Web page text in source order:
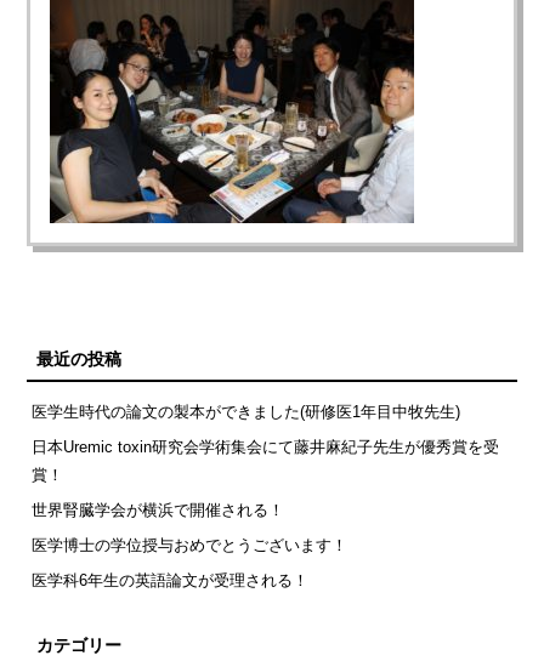
最近の投稿
医学生時代の論文の製本ができました(研修医1年目中牧先生)
日本Uremic toxin研究会学術集会にて藤井麻紀子先生が優秀賞を受
賞！
世界腎臓学会が横浜で開催される！
医学博士の学位授与おめでとうございます！
医学科6年生の英語論文が受理される！
カテゴリー